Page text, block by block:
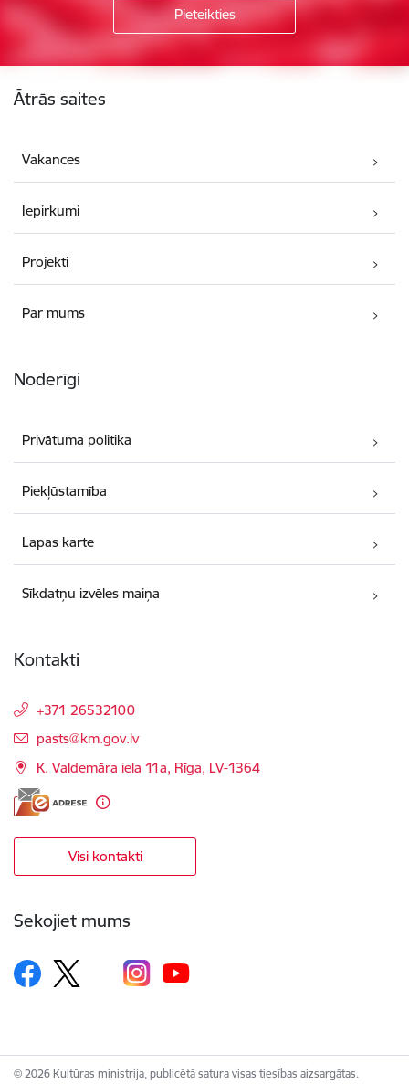
Ātrās saites
Vakances
Iepirkumi
Projekti
Par mums
Noderīgi
Privātuma politika
Piekļūstamība
Lapas karte
Sīkdatņu izvēles maiņa
Kontakti
+371 26532100
E-pasts:
pasts@km.gov.lv
K. Valdemāra iela 11a, Rīga, LV-1364
Visi kontakti
Sekojiet mums
© 2026 Kultūras ministrija, publicētā satura visas tiesības aizsargātas.